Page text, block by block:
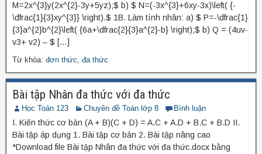
M=2x^{3}y(2x^{2}-3y+5yz);$ b) $ N=(-3x^{3}+6xy-3x)\left( {-
\dfrac{1}{3}xy^{3}} \right).$ 1B. Làm tính nhân: a) $ P=-\dfrac{1}
{3}a^{2}b^{2}\left( {6a+\dfrac{2}{3}a^{2}-b} \right);$ b) Q = (4uv-
v3+ v2) – $ […]
Từ khóa: đơn thức, đa thức
Bài tập Nhân đa thức với đa thức
Học Toán 123 Chuyên đề Toán lớp 8 Bình luận
I. Kiến thức cơ bản (A + B)(C + D) = A.C + A.D + B.C + B.D II.
Bài tập áp dụng 1. Bài tập cơ bản 2. Bài tập nâng cao
*Download file Bài tập Nhân đa thức với đa thức.docx bằng